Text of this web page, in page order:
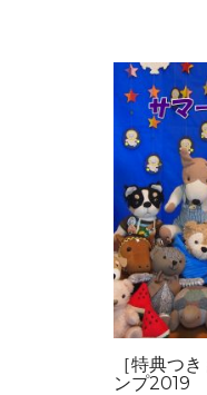
［特典つ
ンプ2019